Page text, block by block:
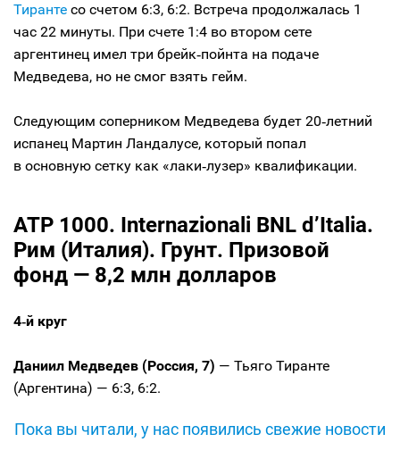
Тиранте со счетом 6:3, 6:2. Встреча продолжалась 1
час 22 минуты. При счете 1:4 во втором сете
аргентинец имел три брейк‑пойнта на подаче
Медведева, но не смог взять гейм.
Следующим соперником Медведева будет 20‑летний
испанец Мартин Ландалусе, который попал
в основную сетку как «лаки‑лузер» квалификации.
ATP 1000. Internazionali BNL d’Italia.
Рим (Италия). Грунт. Призовой
фонд — 8,2 млн долларов
4‑й круг
Даниил Медведев (Россия, 7) — Тьяго Тиранте
(Аргентина) — 6:3, 6:2.
Пока вы читали, у нас появились свежие новости